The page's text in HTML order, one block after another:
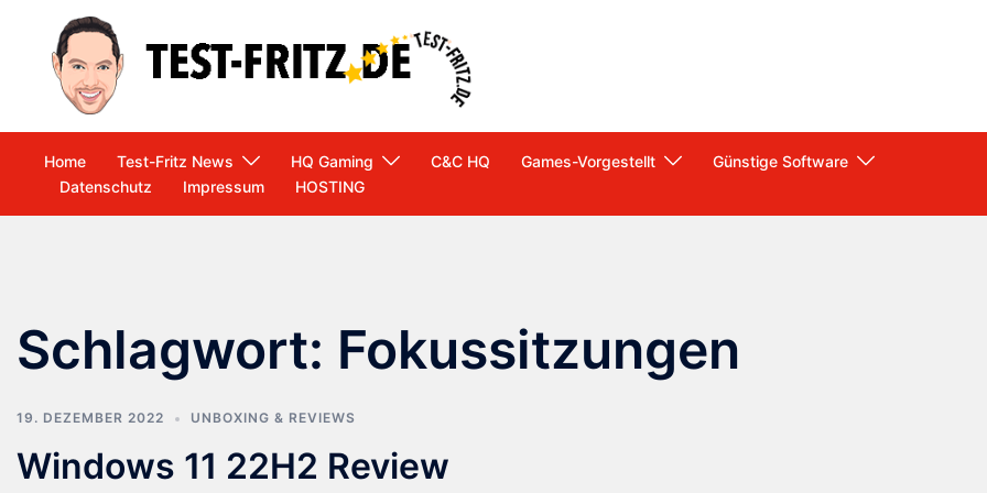
springen
Home Test-Fritz News HQ Gaming C&C HQ Games-Vorgestellt
Günstige Software
Datenschutz
Impressum HOSTING
Schlagwort: Fokussitzungen
19. DEZEMBER 2022 UNBOXING & REVIEWS
Windows 11 22H2 Review